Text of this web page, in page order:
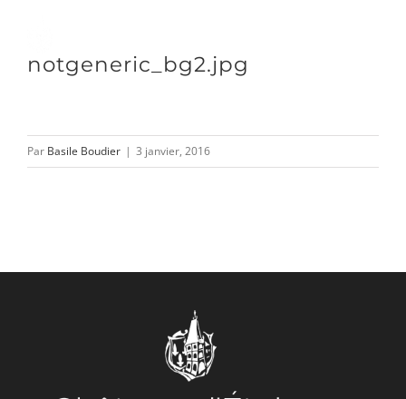
contenu
L’ASSOCIATION
notgeneric_bg2.jpg
Par Basile Boudier | 3 janvier, 2016